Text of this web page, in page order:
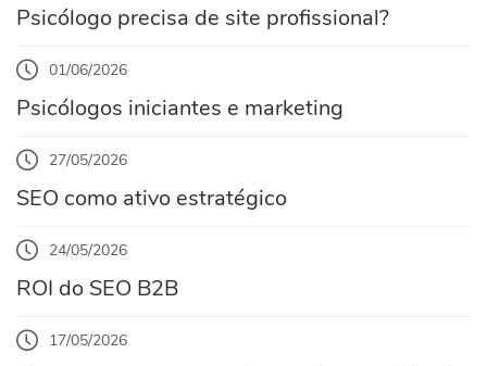
Psicólogo precisa de site profissional?
01/06/2026
Psicólogos iniciantes e marketing
27/05/2026
SEO como ativo estratégico
24/05/2026
ROI do SEO B2B
17/05/2026